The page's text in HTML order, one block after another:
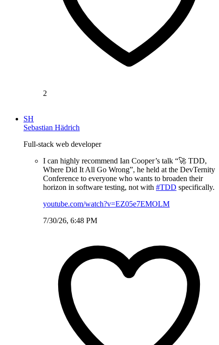
2
SH
Sebastian Hädrich
Full-stack web developer
I can highly recommend Ian Cooper’s talk “🚀 TDD,
Where Did It All Go Wrong”, he held at the DevTernity
Conference to everyone who wants to broaden their
horizon in software testing, not with #TDD specifically.
youtube.com/watch?v=EZ05e7EMOLM
7/30/26, 6:48 PM